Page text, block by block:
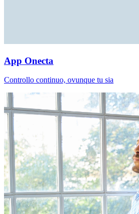
App Onecta
Controllo continuo, ovunque tu sia